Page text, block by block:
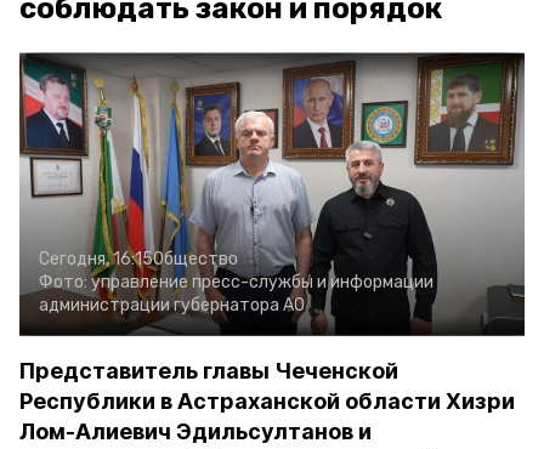
соблюдать закон и порядок
Сегодня, 16:15Общество
Фото: управление пресс-службы и информации
администрации губернатора АО
Представитель главы Чеченской
Республики в Астраханской области Хизри
Лом-Алиевич Эдильсултанов и